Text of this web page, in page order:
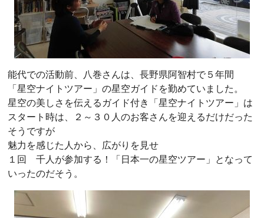
能代での活動前、八巻さんは、長野県阿智村で５年間
「星空ナイトツアー」の星空ガイドを勤めていました。
星空の美しさを伝えるガイド付き「星空ナイトツアー」は
スタート時は、２～３０人のお客さんを迎えるだけだった
そうですが
魅力を感じた人から、広がりを見せ
１回 千人が参加する！「日本一の星空ツアー」となって
いったのだそう。